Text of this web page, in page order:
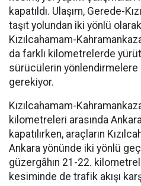
kapatıldı. Ulaşım, Gerede-
taşıt yolundan iki yönlü
Kızılcahamam-
da farklı kilometrelerde
sürücülerin
gerekiyor.
Kızılcahamam-
kilometreleri arasında
kapatılırken, araçların
Ankara yönünde iki yönlü
güzergâhın 21-22.
kesiminde de trafik akışı